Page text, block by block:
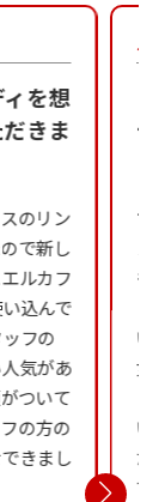
ィを想
きま
のリン
で新し
ルカフ
込んで
フの
気があ
ついて
の方の
きまし
5.0
デ
亡
も
い
女
い
た
て